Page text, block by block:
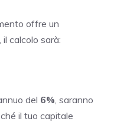
offre un
, il calcolo sarà:
del 6% , saranno
il tuo capitale